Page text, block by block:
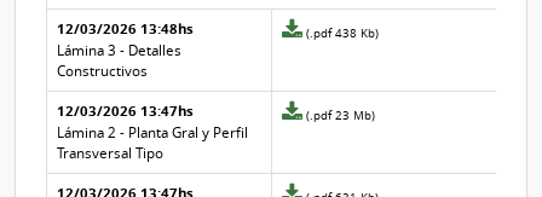
12/03/2026 13:48hs
Lámina 3 - Detalles
Constructivos
Archivo
la
aclaración
(.pdf 438 Kb)
12/03/2026 13:47hs
Lámina 2 - Planta Gral y Perfil
Transversal Tipo
Archivo
la
aclaración
(.pdf 23 Mb)
Archivo